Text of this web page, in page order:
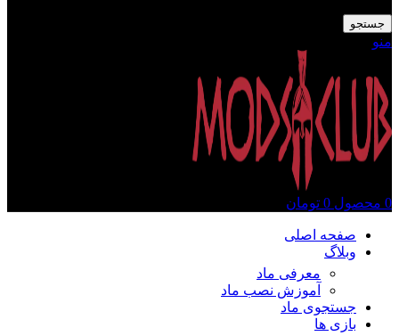
جستجو
منو
0 محصول 0 تومان
صفحه اصلی
وبلاگ
معرفی ماد
آموزش نصب ماد
جستجوی ماد
بازی ها